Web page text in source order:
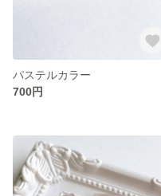
パステルカラー
700円